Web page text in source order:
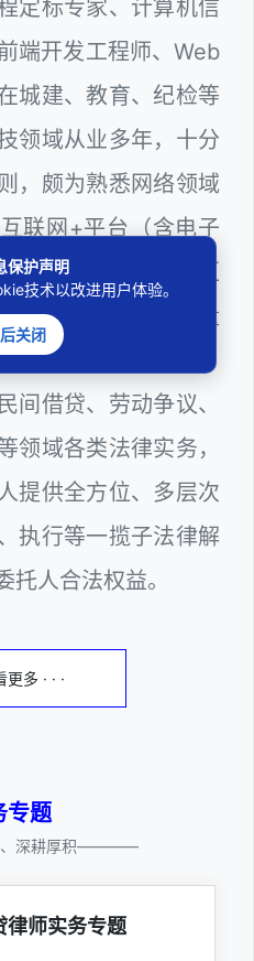
定标专家、计算机信
端开发工程师、Web
城建、教育、纪检等
领域从业多年，十分
，颇为熟悉网络领域
联网+平台（含电子
程序、数据合规、区
设工程（含工程质量
赁、征地拆迁赔偿、
间借贷、劳动争议、
领域各类法律实务，
提供全方位、多层次
执行等一揽子法律解
托人合法权益。
更多 · · ·
专题
深耕厚积————
律师实务专题
保护声明
技术以改进用户体验。
关闭